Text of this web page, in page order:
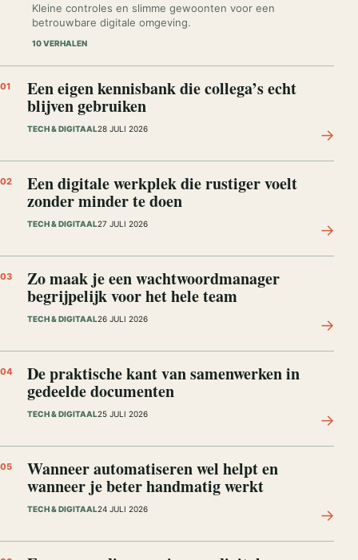
Kleine controles en slimme gewoonten voor een
betrouwbare digitale omgeving.
10 VERHALEN
01 Een eigen kennisbank die collega’s echt
blijven gebruiken
TECH & DIGITAAL28 JULI 2026 →
02 Een digitale werkplek die rustiger voelt
zonder minder te doen
TECH & DIGITAAL27 JULI 2026 →
03 Zo maak je een wachtwoordmanager
begrijpelijk voor het hele team
TECH & DIGITAAL26 JULI 2026 →
04 De praktische kant van samenwerken in
gedeelde documenten
TECH & DIGITAAL25 JULI 2026 →
05 Wanneer automatiseren wel helpt en
wanneer je beter handmatig werkt
TECH & DIGITAAL24 JULI 2026 →